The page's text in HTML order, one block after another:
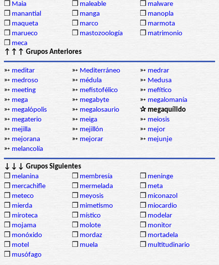
❒ Maia ❒ maleable ❒ malware
❒ manantial ❒ manga ❒ manopla
❒ maqueta ❒ marco ❒ marmota
❒ marueco ❒ mastozoología ❒ matrimonio
❒ meca
↑↑↑ Grupos Anteriores
➳ meditar ➳ Mediterráneo ➳ medrar
➳ medroso ➳ médula ➳ Medusa
➳ meeting ➳ mefistofélico ➳ mefítico
➳ mega ➳ megabyte ➳ megalomanía
➳ megalópolis ➳ megalosaurio
✰ megaquílido
➳ megaterio ➳ meiga ➳ meiosis
➳ mejilla ➳ mejillón ➳ mejor
➳ mejorana ➳ mejorar ➳ mejunje
➳ melancolía
↓↓↓ Grupos Siguientes
❒ melanina ❒ membresía ❒ meninge
❒ mercachifle ❒ mermelada ❒ meta
❒ meteco ❒ meyosis ❒ miconazol
❒ mierda ❒ mimetismo ❒ miocardio
❒ miroteca ❒ místico ❒ modelar
❒ mojama ❒ molote ❒ monitor
❒ monóxido ❒ mordaz ❒ mortadela
❒ motel ❒ muela ❒ multitudinario
❒ musófago